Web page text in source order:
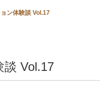
ン体験談 Vol.17
Vol.17